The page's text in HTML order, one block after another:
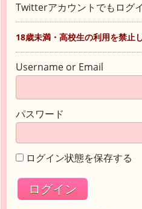
Twitterアカウントでもログ
18歳未満・高校生の利用を禁止
Username or Email
パスワード
ログイン状態を保存する